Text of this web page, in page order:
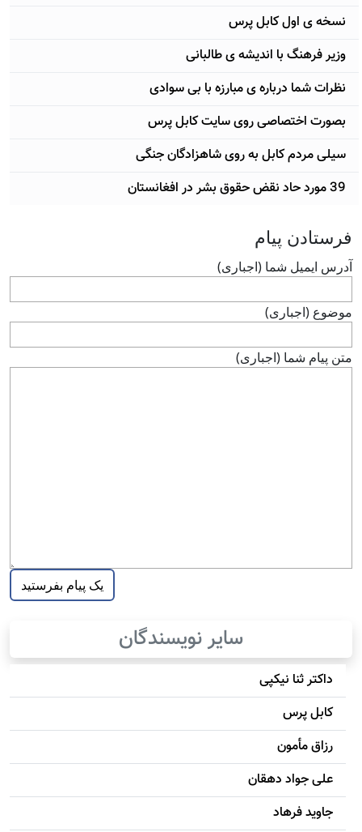
نسخه ی اول کابل پرس
وزير فرهنگ با انديشه ی طالبانی
نظرات شما درباره ی مبارزه با بی سوادی
بصورت اختصاصی روی سايت کابل پرس
سيلی مردم کابل به روی شاهزادگان جنگی
39 مورد حاد نقض حقوق بشر در افغانستان
فرستادن پيام
آدرس ايميل شما (اجباری)
موضوع (اجباری)
متن پيام شما (اجباری)
سایر نویسندگان
داکتر ثنا نیکپی
کابل پرس
رزاق مأمون
علی جواد دهقان
جاويد فرهاد